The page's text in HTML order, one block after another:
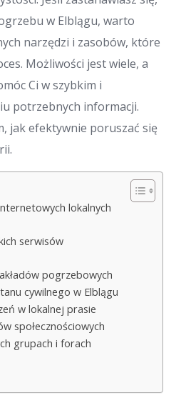
w Elblągu, warto
narzędzi i zasobów, które
Możliwości jest wiele, a
Ci w szybkim i
potrzebnych informacji.
jak efektywnie poruszać się
lokalnych
serwisów
pogrzebowych
cywilnego w Elblągu
w lokalnej prasie
społecznościowych
grupach i forach